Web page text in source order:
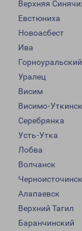
Верхняя
Евстюниха
Новоасбест
Ива
Горноуральский
Уралец
Висим
Висимо-Уткинск
Серебрянка
Усть-Утка
Лобва
Волчанск
Черноисточинск
Алапаевск
Верхний Тагил
Баранчинский